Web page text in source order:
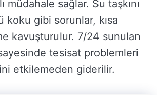
müdahale sağlar. Su taşkını
koku gibi sorunlar, kısa
kavuşturulur. 7/24 sunulan
tesisat problemleri
etkilemeden giderilir.